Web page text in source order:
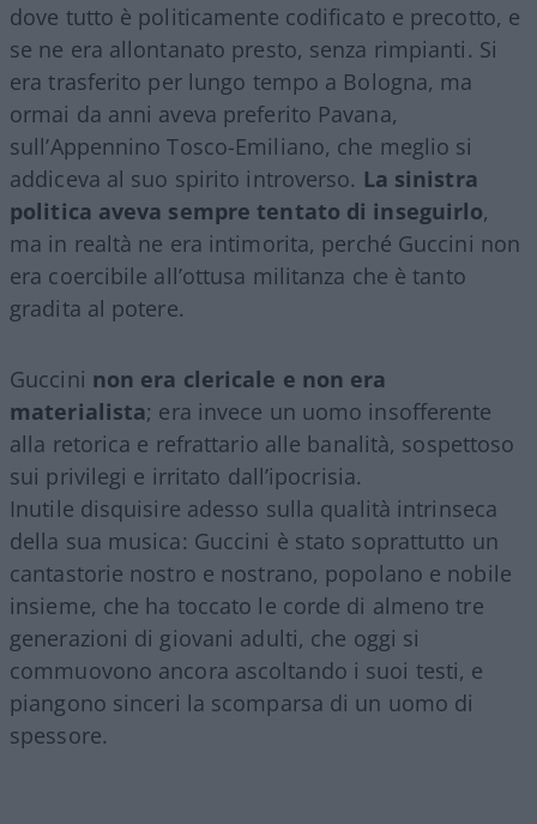
dove tutto è politicamente codificato e precotto, e
se ne era allontanato presto, senza rimpianti. Si
era trasferito per lungo tempo a Bologna, ma
ormai da anni aveva preferito Pavana,
sull’Appennino Tosco-Emiliano, che meglio si
addiceva al suo spirito introverso. La sinistra
politica aveva sempre tentato di inseguirlo,
ma in realtà ne era intimorita, perché Guccini non
era coercibile all’ottusa militanza che è tanto
gradita al potere.
Guccini non era clericale e non era
materialista; era invece un uomo insofferente
alla retorica e refrattario alle banalità, sospettoso
sui privilegi e irritato dall’ipocrisia.
Inutile disquisire adesso sulla qualità intrinseca
della sua musica: Guccini è stato soprattutto un
cantastorie nostro e nostrano, popolano e nobile
insieme, che ha toccato le corde di almeno tre
generazioni di giovani adulti, che oggi si
commuovono ancora ascoltando i suoi testi, e
piangono sinceri la scomparsa di un uomo di
spessore.